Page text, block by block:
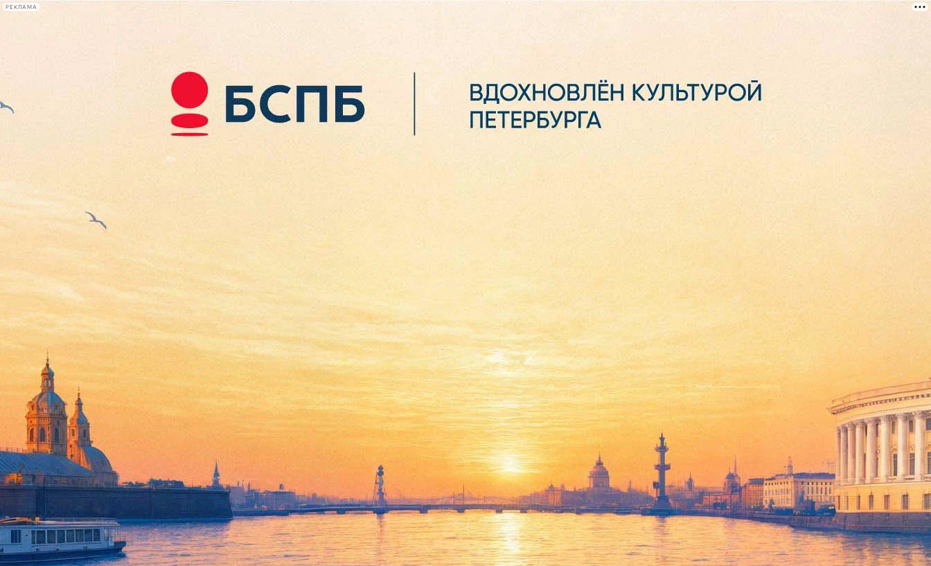
РЕКЛАМА
лекции
книги
Макаревич в День Святого Валентина споет в Петербурге песни о любви
30 января 2015,
14 февраля, в 20.00 в Большом зале петербургской Филармонии начнется особенный концерт Андрея Макаревича "L.O.V.E. – Песни про Любовь". Концерт будет посвящен Дню влюбленных,
ставшему в России, кажется, более популряным, чем февральский мужской и мартовский женский праздники вместе взятые. Макаревич не ограничится собственными песнями, он исполнит
также хиты The Beatles "All You Need Is Love", "Love Me Do" и "Yesterday"; "Надежды маленький оркестрик" Булата Окуджавы, песни из репертуара Фрэнка Синатры, «Smoke Gets in Your
Eyes» Джерома Керна, «L.O.V.E.» Берта Кемпфера и многое другое.
В концерте также примут участие: джазовое трио Евгения Борца, трубач и вокалист Константин Гевондян (лидер диксиленда «Moscow Regtime Band») и джазовая вокальная группа "Акапелла
экспресс".
Фонтанка.ру